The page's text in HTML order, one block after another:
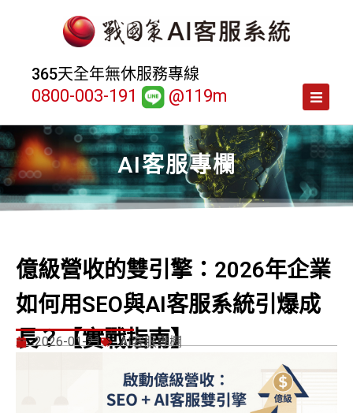
365天全年無休服務專線
0800-003-191 @119m
AI客服專欄
億級營收的雙引擎：2026年企業
如何用SEO與AI客服系統引爆成
長？【實戰指南】
2026-01-21 AI客服專欄